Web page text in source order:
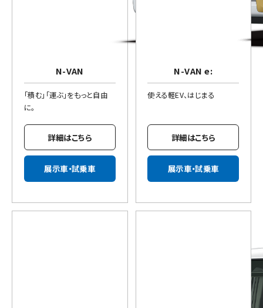
N-VAN
「積む」「運ぶ」をもっと自由
に。
詳細はこちら
展示車・試乗車
N-VAN e:
使える軽EV、はじまる
詳細はこちら
展示車・試乗車